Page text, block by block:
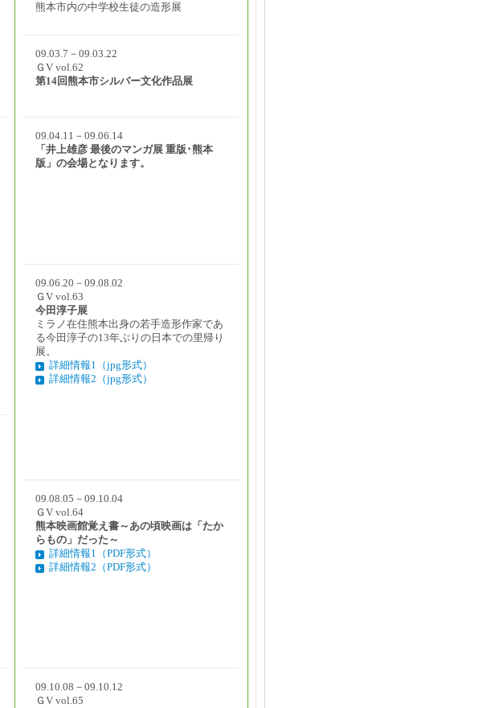
熊本市内の中学校生徒の造形展
09.03.7－09.03.22
ＧV vol.62
第14回熊本市シルバー文化作品展
09.04.11－09.06.14
「井上雄彦 最後のマンガ展 重版･熊本
版」の会場となります。
09.06.20－09.08.02
ＧV vol.63
今田淳子展
ミラノ在住熊本出身の若手造形作家であ
る今田淳子の13年ぶりの日本での里帰り
展。
詳細情報1（jpg形式）
詳細情報2（jpg形式）
09.08.05－09.10.04
ＧV vol.64
熊本映画館覚え書～あの頃映画は「たか
らもの」だった～
詳細情報1（PDF形式）
詳細情報2（PDF形式）
09.10.08－09.10.12
ＧV vol.65